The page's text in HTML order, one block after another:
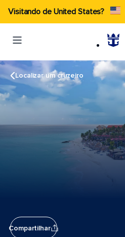
Visitando de United States?
Localizar um cruzeiro
Compartilhar